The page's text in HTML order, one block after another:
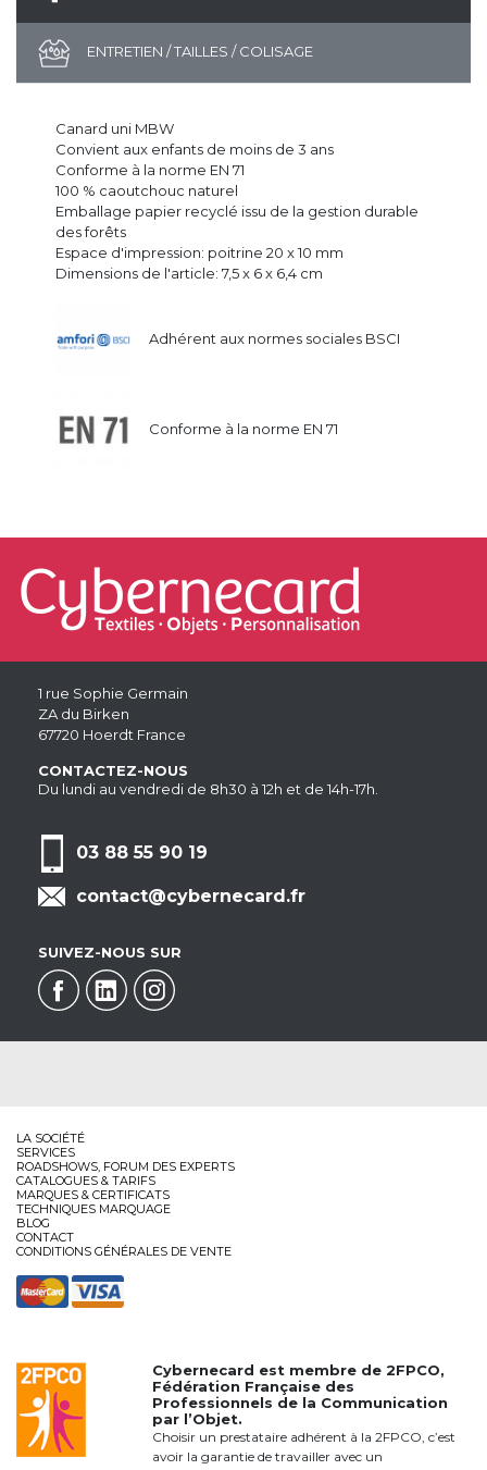
ENTRETIEN / TAILLES / COLISAGE
Canard uni MBW
Convient aux enfants de moins de 3 ans
Conforme à la norme EN 71
100 % caoutchouc naturel
Emballage papier recyclé issu de la gestion durable
des forêts
Espace d'impression: poitrine 20 x 10 mm
Dimensions de l'article: 7,5 x 6 x 6,4 cm
Adhérent aux normes sociales BSCI
Conforme à la norme EN 71
1 rue Sophie Germain
ZA du Birken
67720 Hoerdt France
CONTACTEZ-NOUS
Du lundi au vendredi de 8h30 à 12h et de 14h-17h.
03 88 55 90 19
contact@cybernecard.fr
SUIVEZ-NOUS SUR
LA SOCIÉTÉ
SERVICES
ROADSHOWS, FORUM DES EXPERTS
CATALOGUES & TARIFS
MARQUES & CERTIFICATS
TECHNIQUES MARQUAGE
BLOG
CONTACT
CONDITIONS GÉNÉRALES DE VENTE
Cybernecard est membre de2FPCO,
Fédération Française des
Professionnels de la Communication
par l’Objet.
Choisir un prestataire adhérent à la 2FPCO, c’est
avoir la garantie de travailler avec un